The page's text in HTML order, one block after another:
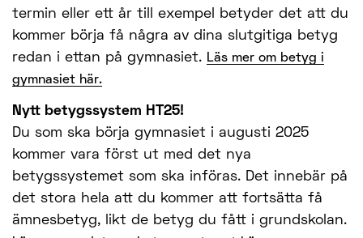
termin eller ett år till exempel betyder det att du
kommer börja få några av dina slutgitiga betyg
redan i ettan på gymnasiet. Läs mer om betyg i
gymnasiet här.
Nytt betygssystem HT25!
Du som ska börja gymnasiet i augusti 2025
kommer vara först ut med det nya
betygssystemet som ska införas. Det innebär på
det stora hela att du kommer att fortsätta få
ämnesbetyg, likt de betyg du fått i grundskolan.